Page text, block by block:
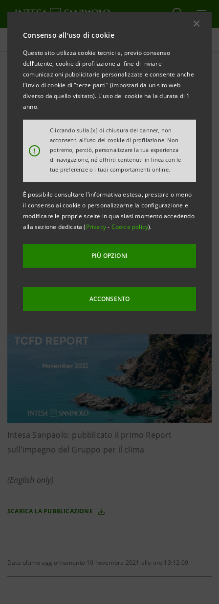
Consenso all'uso di cookie
Questo sito utilizza cookie tecnici e, previo consenso
dell’utente, cookie di profilazione al fine di inviare
comunicazioni pubblicitarie personalizzate e consente anche
l'invio di cookie di "terze parti" (impostati da un sito web
diverso da quello visitato). L'uso dei cookie ha la durata di 1
anno.
!
Cliccando sulla [x] di chiusura del banner, non
acconsenti all’uso dei cookie di profilazione. Non
potremo, perciò, personalizzare la tua esperienza
di navigazione, né offrirti contenuti in linea con le
tue preferenze o i tuoi comportamenti online.
È possibile consultare l'informativa estesa, prestare o meno
il consenso ai cookie o personalizzarne la configurazione e
modificare le proprie scelte in qualsiasi momento accedendo
alla sezione dedicata (Privacy- Cookie policy).
PIÙ OPZIONI
ACCONSENTO
Reporting di sostenibilità
Archivio TCFD Report
Report nel quarto trimestre del 2021.
In questa sezione è possibile accedere all'archivio di
tutti i TCFD Report.
Filtra per Anno
2021
Intesa Sanpaolo: pubblicato il primo Report
sull'impegno del Gruppo per il clima
(English only)
SCARICA LA PUBBLICAZIONE
Data ultimo aggiornamento 10 novembre 2021 alle ore 13:12:09